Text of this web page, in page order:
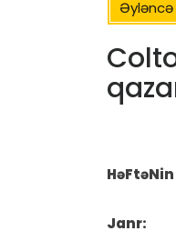
Əyləncə
Janr: